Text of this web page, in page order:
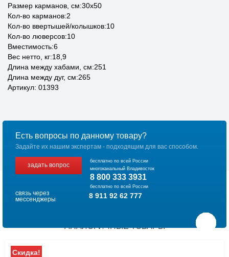
Размер карманов, см:30x50
Кол-во карманов:2
Кол-во ввертышей/колышков:10
Кол-во люверсов:10
Вместимость:6
Вес нетто, кг:18,9
Длина между хабами, см:251
Длина между дуг, см:265
Артикул: 01393
Есть вопросы по данному товару?
Задайте их нашим экспертам - подходящим для вас способом.
задать вопрос
бесплатно по всей России
многоканальный Владивосток
8 800 333 3931
бесплатно по всей России
связь через
мессенджеры
8 911 92 62 777
АНАЛОГИЧНЫЕ ТОВАРЫ
Скидка!